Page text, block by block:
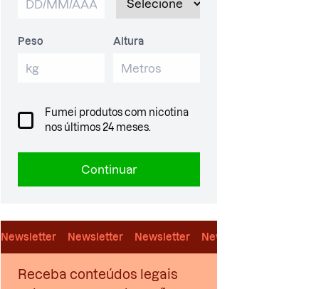
Peso Altura
Fumei produtos com nicotina
nos últimos 24 meses.
Continuar
Newsletter Newsletter Newsletter Newsletter
Receba conteúdos legais